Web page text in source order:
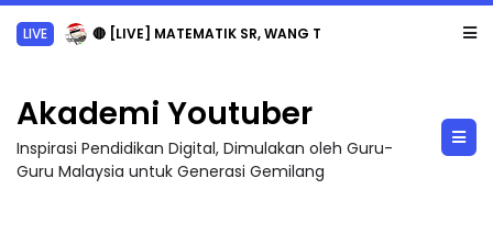
LIVE 🔴 [LIVE] MATEMATIK SR, WANG TAHUN 6 OLEH CIKGU ANITA #ALLINONE #141 #...
Akademi Youtuber
Inspirasi Pendidikan Digital, Dimulakan oleh Guru-
Guru Malaysia untuk Generasi Gemilang